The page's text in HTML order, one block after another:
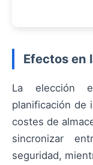
Efectos en
La elección
planificación de
costes de
sincronizar
seguridad,